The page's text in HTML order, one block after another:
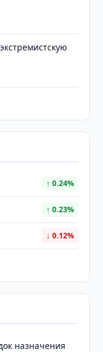
↑ 0.24%
↑ 0.23%
↓ 0.12%
назначения